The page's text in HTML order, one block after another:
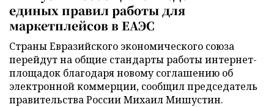
единых правил работы для
маркетплейсов в ЕАЭС
Страны Евразийского экономического союза
перейдут на общие стандарты работы интернет-
площадок благодаря новому соглашению об
электронной коммерции, сообщил председатель
правительства России Михаил Мишустин.